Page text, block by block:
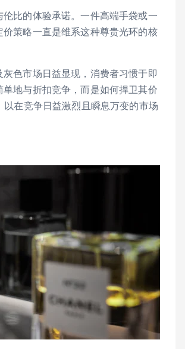
比的体验承诺。一件高端手袋或一
策略一直是维系这种尊贵光环的核
色市场日益显现，消费者习惯于即
地与折扣竞争，而是如何捍卫其价
在竞争日益激烈且瞬息万变的市场